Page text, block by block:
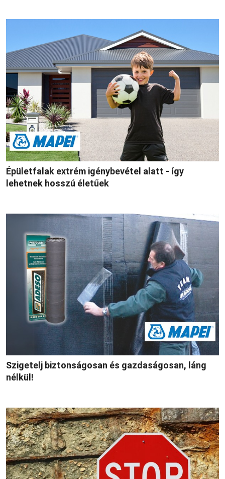
Épületfalak extrém igénybevétel alatt - így
lehetnek hosszú életűek
Szigetelj biztonságosan és gazdaságosan, láng
nélkül!